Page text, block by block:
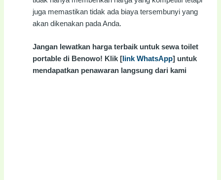
juga memastikan tidak ada biaya tersembunyi yang
akan dikenakan pada Anda.
Jangan lewatkan harga terbaik untuk sewa toilet
portable di Benowo! Klik [ link WhatsApp] untuk
mendapatkan penawaran langsung dari kami